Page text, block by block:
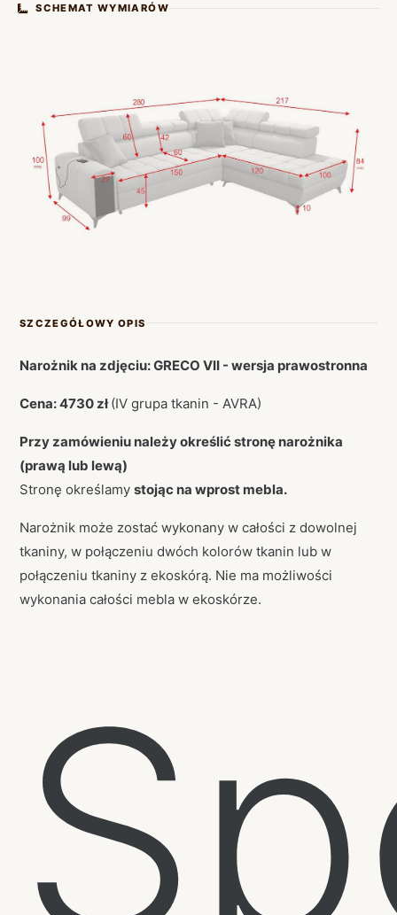
SCHEMAT WYMIARÓW
SZCZEGÓŁOWY OPIS
Narożnik na zdjęciu: GRECO VII - wersja prawostronna
Cena: 4730 zł(IV grupa tkanin - AVRA)
Przy zamówieniu należy określić stronę narożnika
(prawą lub lewą)
Stronę określamy stojąc na wprost mebla.
Narożnik może zostać wykonany w całości z dowolnej
tkaniny, w połączeniu dwóch kolorów tkanin lub w
połączeniu tkaniny z ekoskórą. Nie ma możliwości
wykonania całości mebla w ekoskórze.